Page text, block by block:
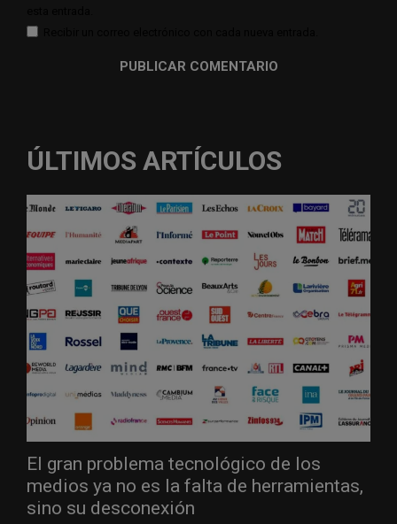
ÚLTIMOS ARTÍCULOS
El gran problema tecnológico de los
medios ya no es la falta de herramientas,
sino su desconexión